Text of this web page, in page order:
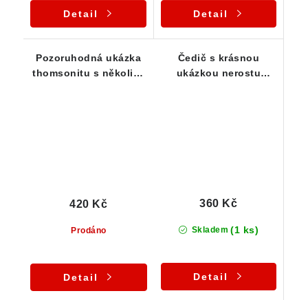
Detail Detail
Pozoruhodná ukázka
thomsonitu s několika
Prodáno
420 Kč
Detail
Čedič s krásnou
ukázkou nerostu
Skladem (1 ks)
360 Kč
Detail